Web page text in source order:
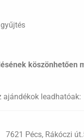
köszönhetően
ajándékok leadhatóak:
7621 Pécs, Rákóczi